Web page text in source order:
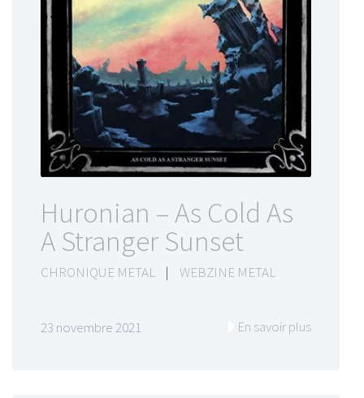
Huronian – As Cold As
A Stranger Sunset
CHRONIQUE METAL | WEBZINE METAL
23 novembre 2021 En savoir plus